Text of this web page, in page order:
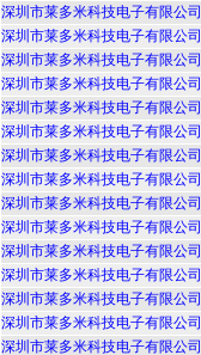
深圳市莱多米科技电子有限公司
深圳市莱多米科技电子有限公司
深圳市莱多米科技电子有限公司
深圳市莱多米科技电子有限公司
深圳市莱多米科技电子有限公司
深圳市莱多米科技电子有限公司
深圳市莱多米科技电子有限公司
深圳市莱多米科技电子有限公司
深圳市莱多米科技电子有限公司
深圳市莱多米科技电子有限公司
深圳市莱多米科技电子有限公司
深圳市莱多米科技电子有限公司
深圳市莱多米科技电子有限公司
深圳市莱多米科技电子有限公司
深圳市莱多米科技电子有限公司